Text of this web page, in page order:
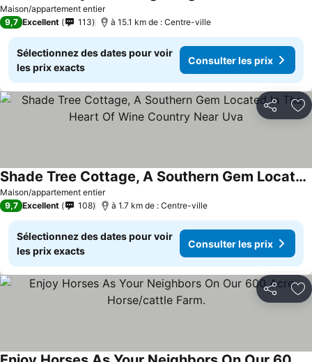
Maison/appartement entier
Consulter les prix
9,7 Excellent 113 à 15.1 km de : Centre-ville
Sélectionnez des dates pour voir
les prix exacts
Consulter les prix
Partager
Maison/appartement entier
Shade Tree Cottage, A Southern Gem Located In The Heart Of Wine Country Near Uva
Consulter les prix
9,7 Excellent 108 à 1.7 km de : Centre-ville
Sélectionnez des dates pour voir
les prix exacts
Consulter les prix
Partager